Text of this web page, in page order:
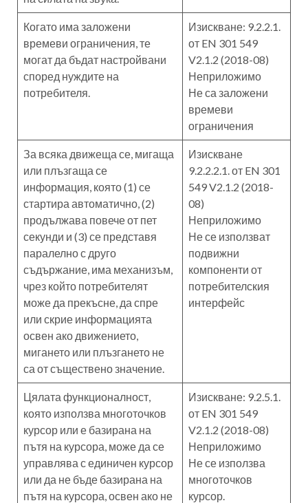
Когато има заложени
времеви ограничения, те
могат да бъдат настройвани
според нуждите на
потребителя.
Изискване: 9.2.2.1.
от EN 301 549
V2.1.2 (2018-08)
Неприложимо
Не са заложени
времеви
ограничения
За всяка движеща се, мигаща
или плъзгаща се
информация, която (1) се
стартира автоматично, (2)
продължава повече от пет
секунди и (3) се представя
паралелно с друго
съдържание, има механизъм,
чрез който потребителят
може да прекъсне, да спре
или скрие информацията
освен ако движението,
мигането или плъзгането не
са от съществено значение.
Изискване
9.2.2.2.1. от EN 301
549 V2.1.2 (2018-
08)
Неприложимо
Не се използват
подвижни
компоненти от
потребителския
интерфейс
Цялата функционалност,
която използва многоточков
курсор или е базирана на
пътя на курсора, може да се
управлява с единичен курсор
или да не бъде базирана на
пътя на курсора, освен ако не
Изискване: 9.2.5.1.
от EN 301 549
V2.1.2 (2018-08)
Неприложимо
Не се използва
многоточков
курсор.